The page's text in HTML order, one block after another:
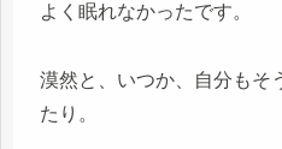
よく眠れなかったです。
漠然と、いつか、自分もそ
たり。